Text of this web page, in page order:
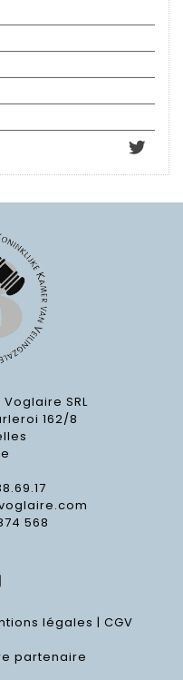
SRL
162/8
568
légales | CGV
partenaire